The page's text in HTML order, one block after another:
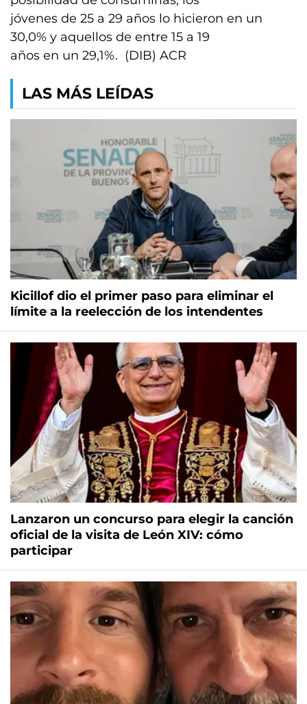
jóvenes de 25 a 29 años lo hicieron en un
30,0% y aquellos de entre 15 a 19
años en un 29,1%. (DIB) ACR
LAS MÁS LEÍDAS
Kicillof dio el primer paso para eliminar el
límite a la reelección de los intendentes
Lanzaron un concurso para elegir la canción
oficial de la visita de León XIV: cómo
participar